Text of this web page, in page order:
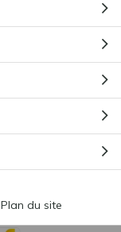
Plan du site